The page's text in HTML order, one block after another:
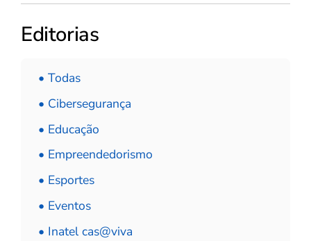
Editorias
• Todas
• Cibersegurança
• Educação
• Empreendedorismo
• Esportes
• Eventos
• Inatel cas@viva